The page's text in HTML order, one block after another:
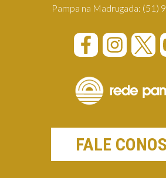
Pampa na Madrugada: (51)
FALE